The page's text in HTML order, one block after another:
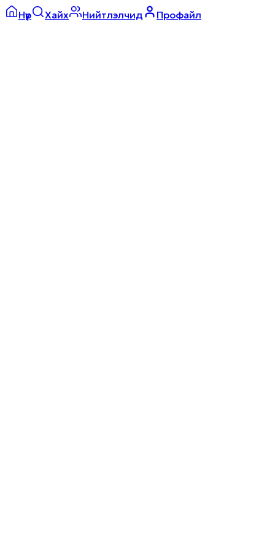
Нүүр Хайх Нийтлэлчид Профайл